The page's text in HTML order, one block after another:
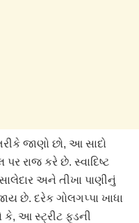
જાણો છો, આ સાદો
પર રાજ કરે છે. સ્વાદિષ્ટ
અને તીખા પાણીનું
છે. દરેક ગોલગપ્પા ખાધા
કે, આ સ્ટ્રીટ ફૂડની